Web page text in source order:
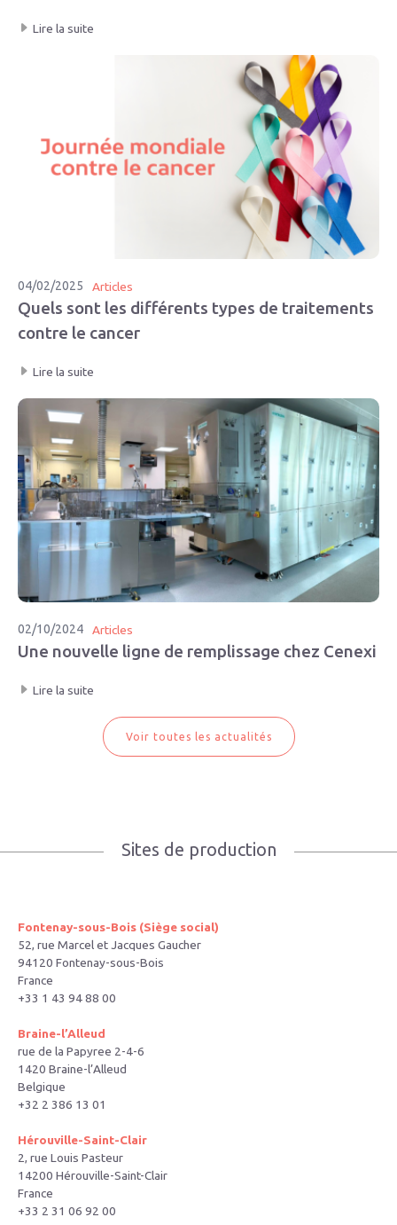
Lire la suite
04/02/2025 Articles
Quels sont les différents types de traitements
contre le cancer
Lire la suite
02/10/2024 Articles
Une nouvelle ligne de remplissage chez Cenexi
Lire la suite
Voir toutes les actualités
Sites de production
Fontenay-sous-Bois (Siège social)
52, rue Marcel et Jacques Gaucher
94120 Fontenay-sous-Bois
France
+33 1 43 94 88 00
Braine-l’Alleud
rue de la Papyree 2-4-6
1420 Braine-l’Alleud
Belgique
+32 2 386 13 01
Hérouville-Saint-Clair
2, rue Louis Pasteur
14200 Hérouville-Saint-Clair
France
+33 2 31 06 92 00